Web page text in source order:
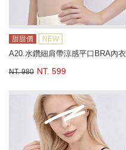
甜甜價 NEW
A20.水鑽細肩帶涼感平口BRA內衣
NT. 980 NT. 599